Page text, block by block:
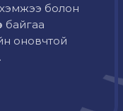
болон
байгаа
оновчтой